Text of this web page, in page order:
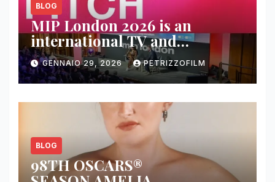
BLOG
MIP London 2026 is an
international TV and
streaming content market
GENNAIO 29, 2026 PETRIZZOFILM
BLOG
98TH OSCARS®